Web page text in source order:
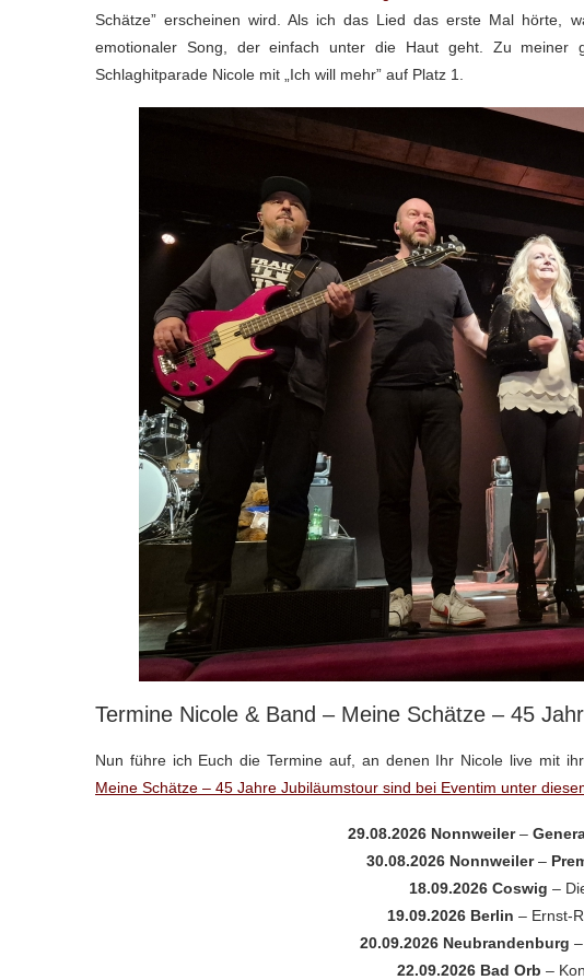
Schätze” erscheinen wird. Als ich das Lied das erste Mal hörte,
emotionaler Song, der einfach unter die Haut geht. Zu meiner
Schlaghitparade Nicole mit „Ich will mehr” auf Platz 1.
Termine Nicole & Band – Meine Schätze – 45
Nun führe ich Euch die Termine auf, an denen Ihr Nicole live mit
Meine Schätze – 45 Jahre Jubiläumstour sind bei Eventim unter
29.08.2026 Nonnweiler–
30.08.2026 Nonnweiler–
18.09.2026 Coswig –
19.09.2026 Berlin – Ernst-
20.09.2026 Neubrandenburg
22.09.2026 Bad Orb –